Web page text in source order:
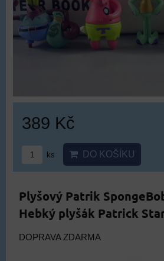
389 Kč
ks DO KOŠÍKU
Plyšový Patrik
Hebký plyšák Patrick
DOPRAVA ZDARMA